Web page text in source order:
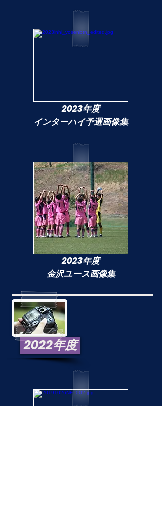
2023年度
インターハイ予選画像集
2023年度
金沢ユース画像集
2022年度